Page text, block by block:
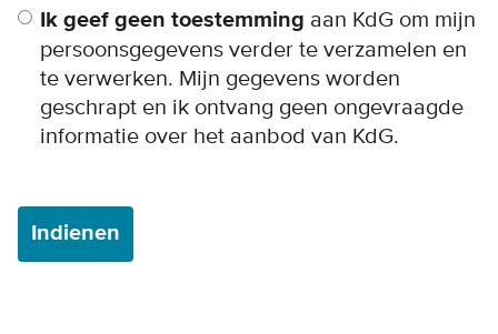
Ik geef geen toestemming aan KdG om mijn
persoonsgegevens verder te verzamelen en
te verwerken. Mijn gegevens worden
geschrapt en ik ontvang geen ongevraagde
informatie over het aanbod van KdG.
Indienen